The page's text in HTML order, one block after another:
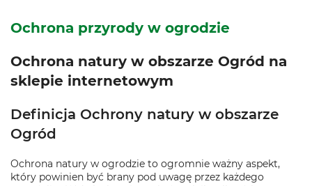
Ochrona przyrody w ogrodzie
Ochrona natury w obszarze Ogród na
sklepie internetowym
Definicja Ochrony natury w obszarze
Ogród
Ochrona natury w ogrodzie to ogromnie ważny aspekt,
który powinien być brany pod uwagę przez każdego